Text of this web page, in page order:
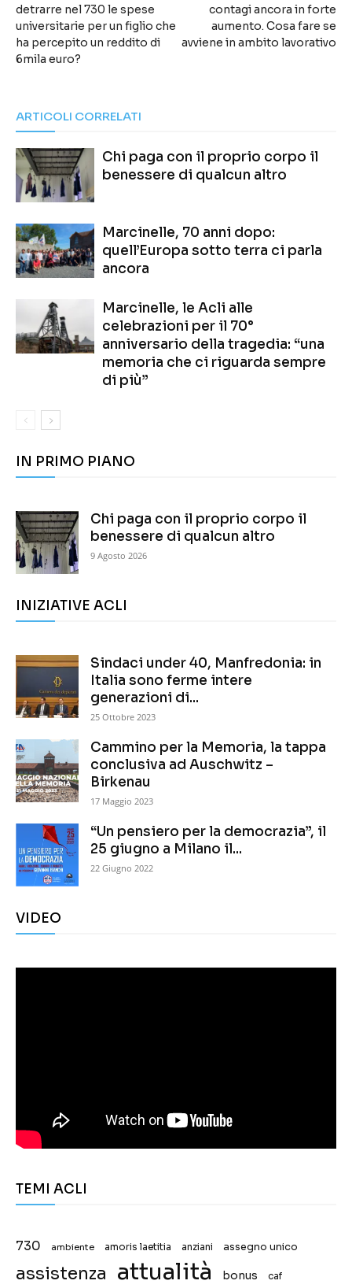
detrarre nel 730 le spese
universitarie per un figlio che
ha percepito un reddito di
6mila euro?
contagi ancora in forte
aumento. Cosa fare se
avviene in ambito lavorativo
ARTICOLI CORRELATI
Chi paga con il proprio corpo il
benessere di qualcun altro
Marcinelle, 70 anni dopo:
quell’Europa sotto terra ci parla
ancora
Marcinelle, le Acli alle
celebrazioni per il 70°
anniversario della tragedia: “una
memoria che ci riguarda sempre
di più”
IN PRIMO PIANO
Chi paga con il proprio corpo il
benessere di qualcun altro
9 Agosto 2026
INIZIATIVE ACLI
Sindaci under 40, Manfredonia: in
Italia sono ferme intere
generazioni di...
25 Ottobre 2023
Cammino per la Memoria, la tappa
conclusiva ad Auschwitz –
Birkenau
17 Maggio 2023
“Un pensiero per la democrazia”, il
25 giugno a Milano il...
22 Giugno 2022
VIDEO
TEMI ACLI
730 ambiente amoris laetitia anziani assegno unico
assistenza attualità bonus caf